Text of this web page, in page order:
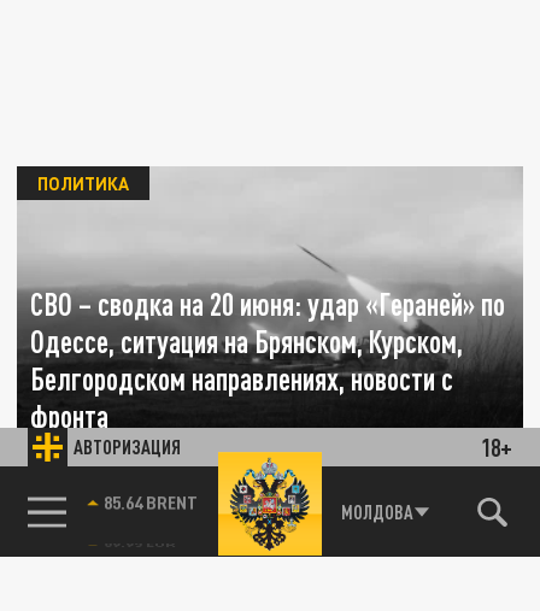
АВТОРИЗАЦИЯ 18+
85.64 BRENT МОЛДОВА
СВО – сводка на 20 июня: удар «Гераней» по
Одессе, ситуация на Брянском, Курском,
Белгородском направлениях, новости с
фронта
ПОЛИТИКА
Сводка СВО на сегодня: рассказываем о
ситуации по состоянию на 20 июня.